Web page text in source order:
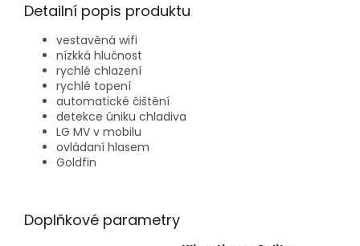
Detailní popis produktu
vestavěná wifi
nízkká hlučnost
rychlé chlazení
rychlé topení
automatické čištění
detekce úniku chladiva
LG MV v mobilu
ovládaní hlasem
Goldfin
Doplňkové parametry